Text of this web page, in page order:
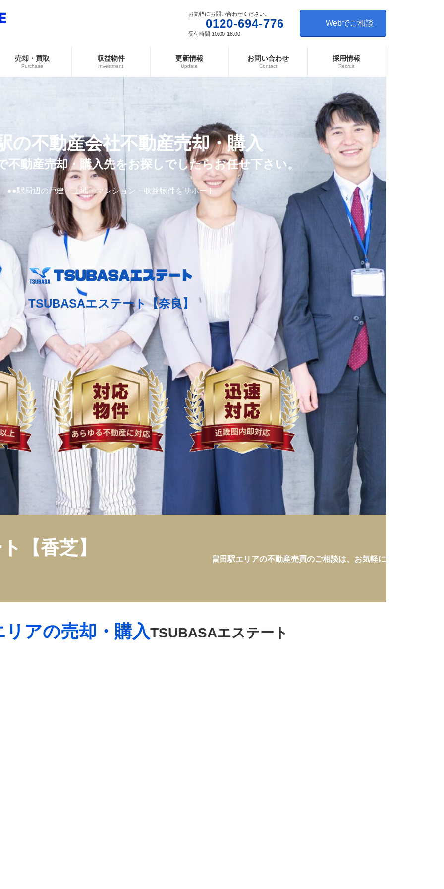
お気軽にお問い合わせください。
0120-694-776
受付時間 10:00-18:00
Webでご相談
売却・買取
Purchase
収益物件
Investment
更新情報
Update
お問い合わせ
Contact
採用情報
Recruit
の不動産会社不動産売却・購入
不動産売却・購入先をお探しでしたらお任せ下さい。
●●駅周辺の戸建・土地・マンション・収益物件をサポート
TSUBASAエステート【奈良】
【香芝】
畠田駅エリアの不動産売買のご相談は、お気軽に
アの売却・購入TSUBASAエステート